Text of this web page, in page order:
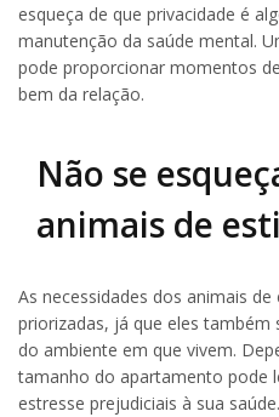
esqueça de que privacidade é
manutenção da saúde mental.
pode proporcionar momentos
bem da relação.
Não se
animais de
As necessidades dos animais
priorizadas, já que eles
do ambiente em que vivem.
tamanho do apartamento pode
estresse prejudiciais à sua saúde.